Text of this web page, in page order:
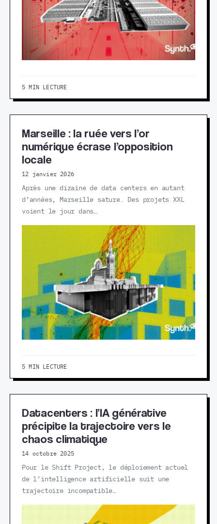
5 MIN LECTURE
Marseille : la ruée vers l’or
numérique écrase l’opposition
locale
12 janvier 2026
Après une dizaine de data centers en autant
d’années, Marseille sature. Des projets XXL
voient le jour dans…
5 MIN LECTURE
Datacenters : l’IA générative
précipite la trajectoire vers le
chaos climatique
14 octobre 2025
Pour le Shift Project, le déploiement actuel
de l’intelligence artificielle suit une
trajectoire incompatible…